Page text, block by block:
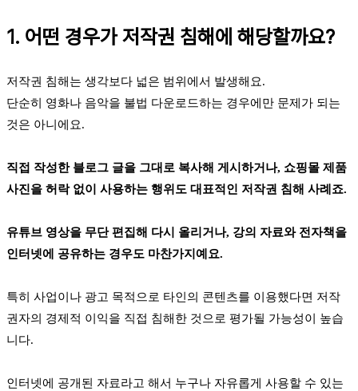
1. 어떤 경우가 저작권 침해에 해당할까요?
저작권 침해는 생각보다 넓은 범위에서 발생해요.
단순히 영화나 음악을 불법 다운로드하는 경우에만 문제가 되는
것은 아니에요.
직접 작성한 블로그 글을 그대로 복사해 게시하거나, 쇼핑몰 제품
사진을 허락 없이 사용하는 행위도 대표적인 저작권 침해 사례죠.
유튜브 영상을 무단 편집해 다시 올리거나, 강의 자료와 전자책을
인터넷에 공유하는 경우도 마찬가지예요.
특히 사업이나 광고 목적으로 타인의 콘텐츠를 이용했다면 저작
권자의 경제적 이익을 직접 침해한 것으로 평가될 가능성이 높습
니다.
인터넷에 공개된 자료라고 해서 누구나 자유롭게 사용할 수 있는